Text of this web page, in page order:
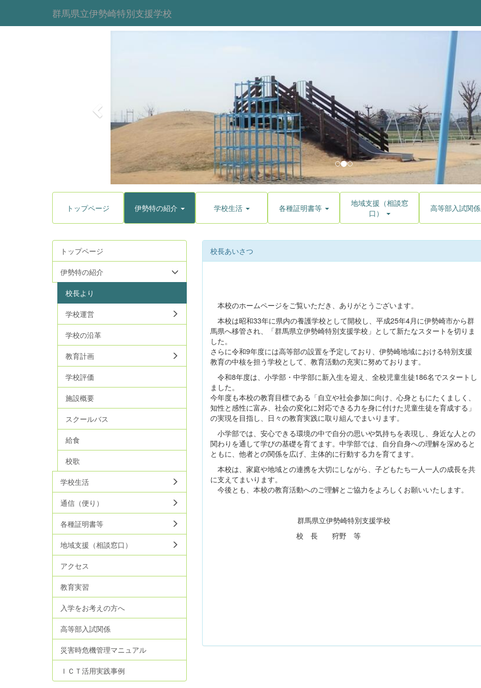
群馬県立伊勢崎特別支援学校
o
u
トップページ 伊勢特の紹介 学校生活 各種証明書等
地域支援（相談窓
口）
高等部入試関係
校長あいさつ
本校のホームページをご覧いただき、ありがとうございます。
本校は昭和33年に県内の養護学校として開校し、平成25年4月に伊勢崎市から群
馬県へ移管され、「群馬県立伊勢崎特別支援学校」として新たなスタートを切りま
した。
さらに令和9年度には高等部の設置を予定しており、伊勢崎地域における特別支援
教育の中核を担う学校として、教育活動の充実に努めております。
令和8年度は、小学部・中学部に新入生を迎え、全校児童生徒186名でスタートし
ました。
今年度も本校の教育目標である「自立や社会参加に向け、心身ともにたくましく、
知性と感性に富み、社会の変化に対応できる力を身に付けた児童生徒を育成する」
の実現を目指し、日々の教育実践に取り組んでまいります。
小学部では、安心できる環境の中で自分の思いや気持ちを表現し、身近な人との
関わりを通して学びの基礎を育てます。中学部では、自分自身への理解を深めると
ともに、他者との関係を広げ、主体的に行動する力を育てます。
本校は、家庭や地域との連携を大切にしながら、子どもたち一人一人の成長を共
に支えてまいります。
今後とも、本校の教育活動へのご理解とご協力をよろしくお願いいたします。
群馬県立伊勢崎特別支援学校
校 長 狩野 等
トップページ
伊勢特の紹介
校長より
学校運営
学校の沿革
教育計画
学校評価
施設概要
スクールバス
給食
校歌
学校生活
通信（便り）
各種証明書等
地域支援（相談窓口）
アクセス
教育実習
入学をお考えの方へ
高等部入試関係
災害時危機管理マニュアル
ＩＣＴ活用実践事例